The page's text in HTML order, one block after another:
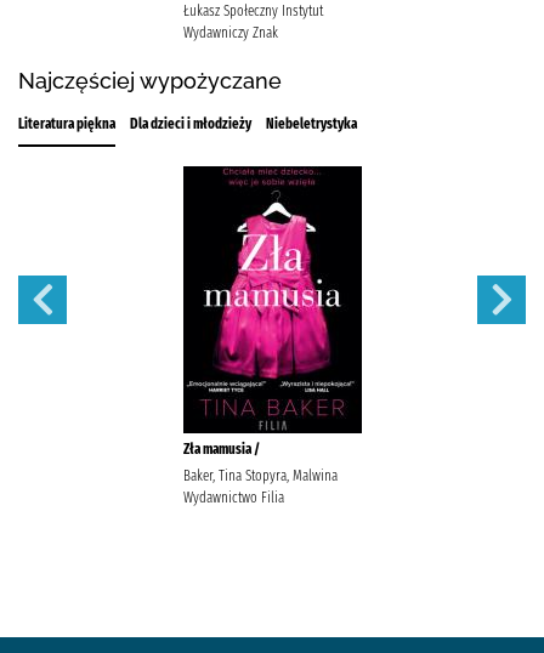
Łukasz Społeczny Instytut
Wydawniczy Znak
Najczęściej wypożyczane
Literatura piękna Dla dzieci i młodzieży Niebeletrystyka
Zła mamusia /
Baker, Tina Stopyra, Malwina
Wydawnictwo Filia